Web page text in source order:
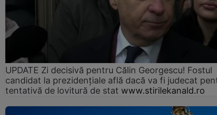
UPDATE Zi decisivă pentru Călin Georgescu! Fostul
candidat la prezidențiale află dacă va fi judecat
tentativă de lovitură de stat www.stirilekanald.ro